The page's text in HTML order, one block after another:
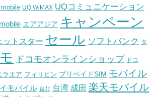
mobile UQ WiMAX UQコミュニケーション
エアアジア キャンペーン
ットスター セール ソフトバンク タ
ドコモオンラインショップ ドコ
ラエア フィリピン プリペイドSIM モバイル
モバイル 台北 台湾 成田 楽天モバイル